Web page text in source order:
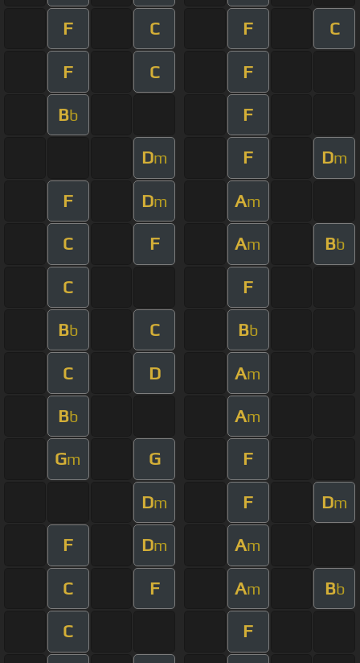
F C F C
F C F
Bb F
Dm F Dm
F Dm Am
C F Am Bb
C F
Bb C Bb
C D Am
Bb Am
Gm G F
Dm F Dm
F Dm Am
C F Am Bb
C F